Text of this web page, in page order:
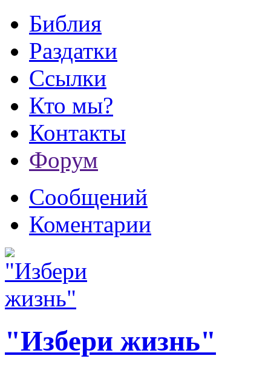
Библия
Раздатки
Ссылки
Кто мы?
Контакты
Форум
Сообщений
Коментарии
"Избери жизнь"